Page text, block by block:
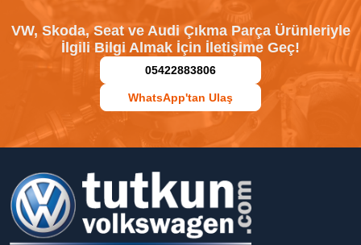
VW, Skoda, Seat ve Audi Çıkma Parça Ürünleriyle
İlgili Bilgi Almak İçin İletişime Geç!
05422883806
WhatsApp'tan Ulaş